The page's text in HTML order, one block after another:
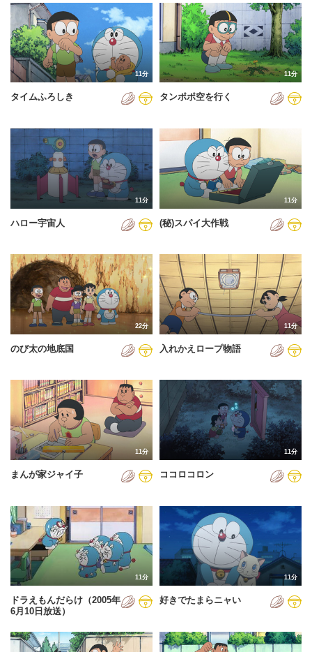
2024年
2025年
2026年
11分
タイムふろしき
11分
タンポポ空を行く
11分
ハロー宇宙人
11分
(秘)スパイ大作戦
22分
のび太の地底国
11分
入れかえロープ物語
11分
まんが家ジャイ子
11分
ココロコロン
11分
ドラえもんだらけ（2005年
6月10日放送）
11分
好きでたまらニャい